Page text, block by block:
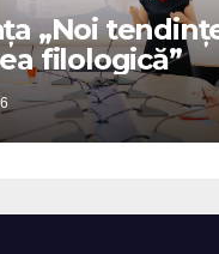
„Noi
filologică”